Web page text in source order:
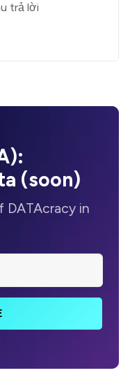
trả lời
(soon)
DATAcracy in